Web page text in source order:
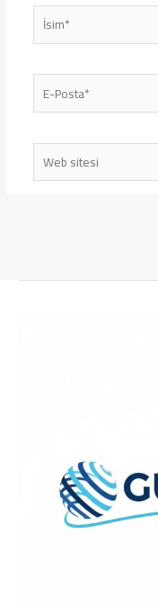
İsim*
E-
Posta*
Web
sitesi